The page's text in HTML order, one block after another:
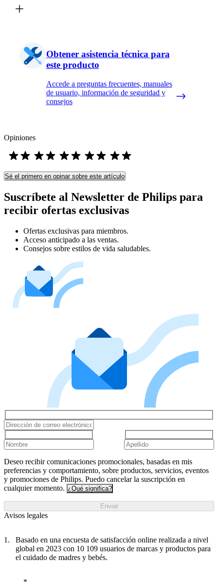
Obtener asistencia técnica para
este producto
Accede a preguntas frecuentes, manuales
de usuario, información de seguridad y
consejos
Opiniones
Sé el primero en opinar sobre este artículo
Suscríbete al Newsletter de Philips para
recibir ofertas exclusivas
Ofertas exclusivas para miembros.
Acceso anticipado a las ventas.
Consejos sobre estilos de vida saludables.
Deseo recibir comunicaciones promocionales, basadas en mis
preferencias y comportamiento, sobre productos, servicios, eventos
y promociones de Philips. Puedo cancelar la suscripción en
cualquier momento. ¿Qué significa?
Enviar
Avisos legales
Basado en una encuesta de satisfacción online realizada a nivel
global en 2023 con 10 109 usuarios de marcas y productos para
el cuidado de madres y bebés.